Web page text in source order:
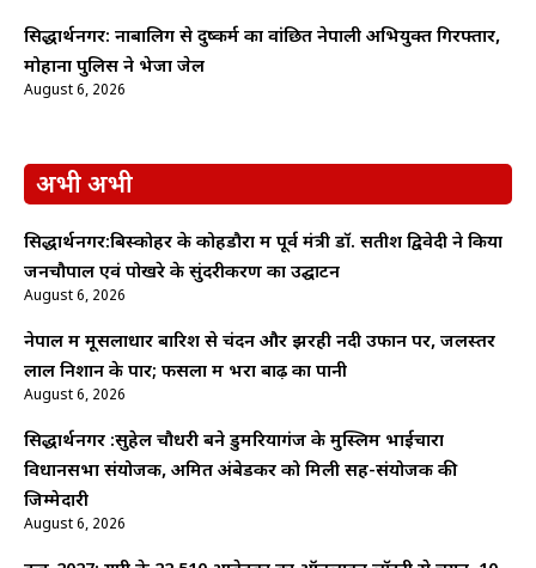
सिद्धार्थनगर: नाबालिग से दुष्कर्म का वांछित नेपाली अभियुक्त गिरफ्तार,
मोहाना पुलिस ने भेजा जेल
August 6, 2026
अभी अभी
सिद्धार्थनगर:बिस्कोहर के कोहडौरा में पूर्व मंत्री डॉ. सतीश द्विवेदी ने किया
जनचौपाल एवं पोखरे के सुंदरीकरण का उद्घाटन
August 6, 2026
नेपाल में मूसलाधार बारिश से चंदन और झरही नदी उफान पर, जलस्तर
लाल निशान के पार; फसलों में भरा बाढ़ का पानी
August 6, 2026
सिद्धार्थनगर :सुहेल चौधरी बने डुमरियागंज के मुस्लिम भाईचारा
विधानसभा संयोजक, अमित अंबेडकर को मिली सह-संयोजक की
जिम्मेदारी
August 6, 2026